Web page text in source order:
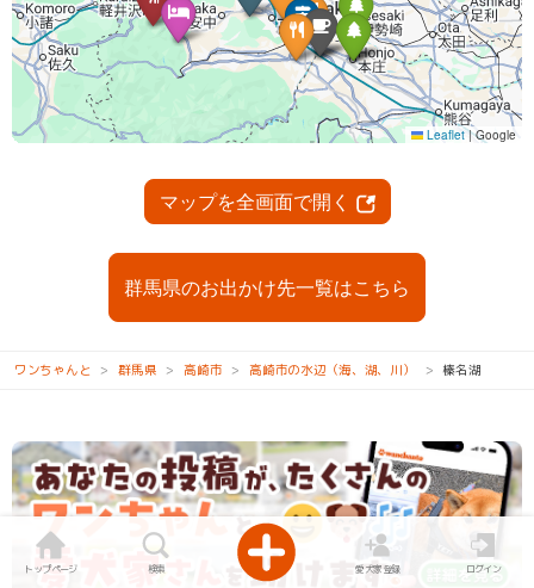
マップを全画面で開く
群馬県のお出かけ先一覧はこちら
ワンちゃんと 群馬県 高崎市 高崎市の水辺（海、湖、川） 榛名湖
トップページ 検索 愛犬家登録 ログイン